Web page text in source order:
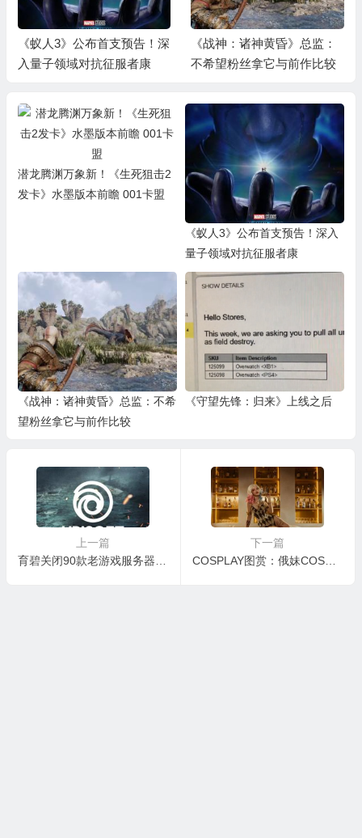
《蚁人3》公布首支预告！深
入量子领域对抗征服者康
《战神：诸神黄昏》总监：
不希望粉丝拿它与前作比较
潜龙腾渊万象新！《生死狙击2
发卡》水墨版本前瞻 001卡盟
《蚁人3》公布首支预告！深入
量子领域对抗征服者康
《战神：诸神黄昏》总监：不希
望粉丝拿它与前作比较
《守望先锋：归来》上线之后
上一篇
下一篇
COSPLAY图赏：俄妹COS《自杀小队》小丑女 短裙热辣的舞女柚子卡盟